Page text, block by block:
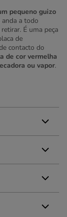
pequeno guizo
anda a todo
É uma peça
de
contacto do
de cor vermelha
ou vapor.